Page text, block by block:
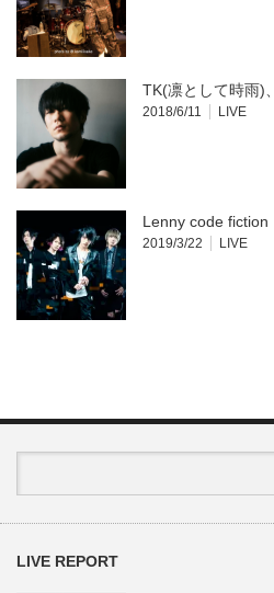
TK(凛として時雨)
2018/6/11 LIVE
Lenny code
2019/3/22 LIVE
LIVE REPORT